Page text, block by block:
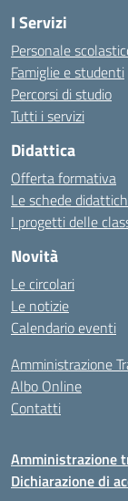
I Servizi
Personale
Famiglie e studenti
Percorsi di studio
Tutti i servizi
Didattica
Offerta formativa
Le schede
I progetti delle
Novità
Le circolari
Le notizie
Calendario eventi
Amministrazione
Albo Online
Contatti
Amministrazione
Dichiarazione di